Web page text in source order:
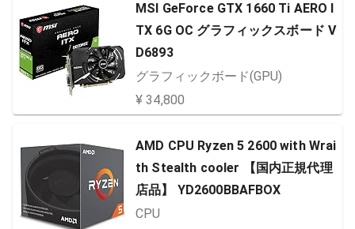
MSI GeForce GTX 1660 Ti AERO I
TX 6G OC グラフィックスボード V
D6893
グラフィックボード(GPU)
¥ 34,800
AMD CPU Ryzen 5 2600 with Wrai
th Stealth cooler 【国内正規代理
店品】 YD2600BBAFBOX
CPU